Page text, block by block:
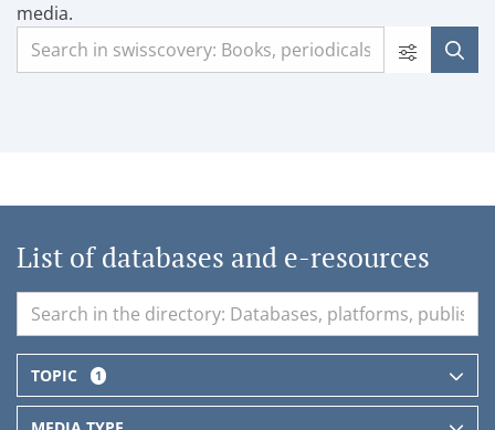
media.
List of databases and e-resources
TOPIC 1